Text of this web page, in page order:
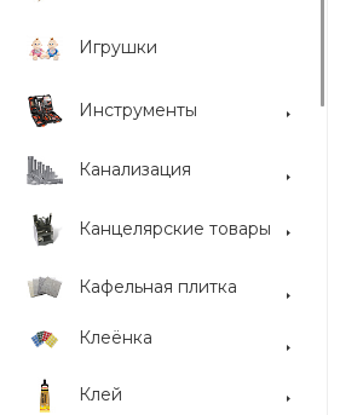
Игрушки
Инструменты
Канализация
Канцелярские товары
Кафельная плитка
Клеёнка
Клей